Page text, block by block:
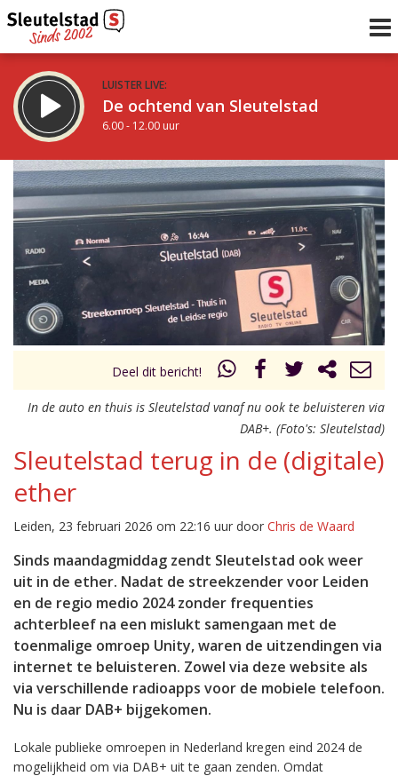
LUISTER LIVE:
De ochtend van Sleutelstad
6.00 - 12.00 uur
STRAKS:
De middag van Sleutelstad
12.00 - 18.00 uur
Vorig uur
uur 1 van 0 Volgend uur
Deel dit bericht!
In de auto en thuis is Sleutelstad vanaf nu ook te beluisteren via
DAB+. (Foto's: Sleutelstad)
Sleutelstad terug in de (digitale)
ether
Leiden, 23 februari 2026 om 22:16 uur door Chris de Waard
Sinds maandagmiddag zendt Sleutelstad ook weer
uit in de ether. Nadat de streekzender voor Leiden
en de regio medio 2024 zonder frequenties
achterbleef na een mislukt samengaan met de
toenmalige omroep Unity, waren de uitzendingen via
internet te beluisteren. Zowel via deze website als
via verschillende radioapps voor de mobiele telefoon.
Nu is daar DAB+ bijgekomen.
Lokale publieke omroepen in Nederland kregen eind 2024 de
mogelijkheid om via DAB+ uit te gaan zenden. Omdat